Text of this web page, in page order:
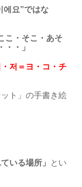
에요”ではな
こ・そこ・あそ
・」
・저＝ヨ・コ・チ
ト」の手書き絵
いる場所」
とい